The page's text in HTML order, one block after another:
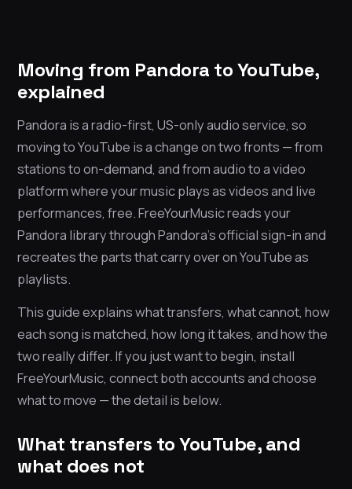
Moving from Pandora to YouTube,
explained
Pandora is a radio-first, US-only audio service, so
moving to YouTube is a change on two fronts — from
stations to on-demand, and from audio to a video
platform where your music plays as videos and live
performances, free. FreeYourMusic reads your
Pandora library through Pandora’s official sign-in and
recreates the parts that carry over on YouTube as
playlists.
This guide explains what transfers, what cannot, how
each song is matched, how long it takes, and how the
two really differ. If you just want to begin, install
FreeYourMusic, connect both accounts and choose
what to move — the detail is below.
What transfers to YouTube, and
what does not